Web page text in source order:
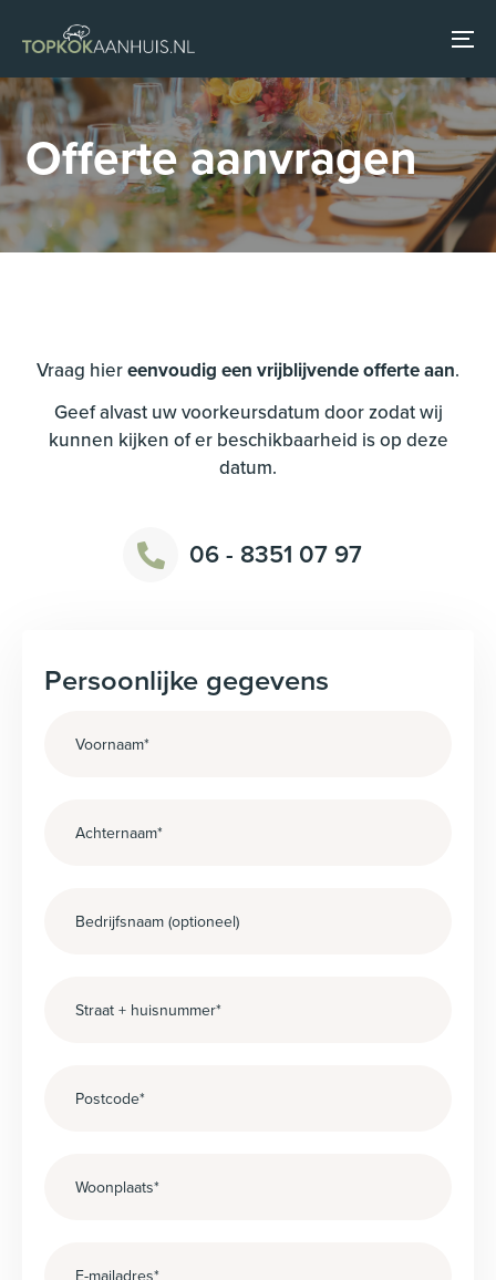
links
navigation
Skip
to
content
Offerte aanvragen
Vraag hiereenvoudig een vrijblijvende offerte aan.
Geef alvast uw voorkeursdatum door zodat wij
kunnen kijken of er beschikbaarheid is op deze
datum.
06 - 8351 07 97
Persoonlijke gegevens